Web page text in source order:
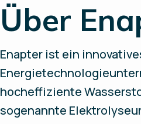
Über
Enapter ist ein
hocheffiziente
sogenannte